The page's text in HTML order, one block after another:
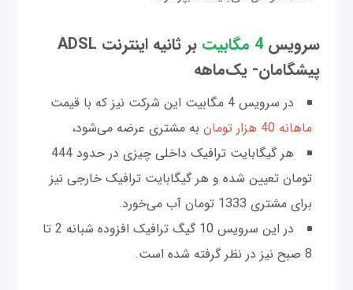
سرویس4 مگابیت
بر ثانیه اینترنت ADSL
پیشگامان- یک‌ماهه
در سرویس 4 مگابیت این شرکت نیز که با قیمت
ماهانه 40 هزار تومان
به مشتری عرضه می‌شود،
هر گیگابایت ترافیک داخلی چیزی در حدود 444
تومان تعیین شده و هر گیگابایت ترافیک خارجی نیز
برای مشتری 1333 تومان آب می‌خورد.
در این سرویس 10 گیگ ترافیک افزوده شبانه 2 تا
8 صبح نیز در نظر گرفته شده است.